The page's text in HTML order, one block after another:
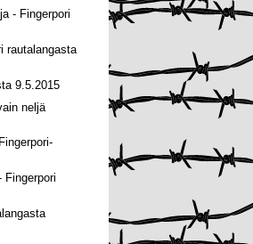
- Fingerpori
rautalangasta
9.5.2015
neljä
Fingerpori